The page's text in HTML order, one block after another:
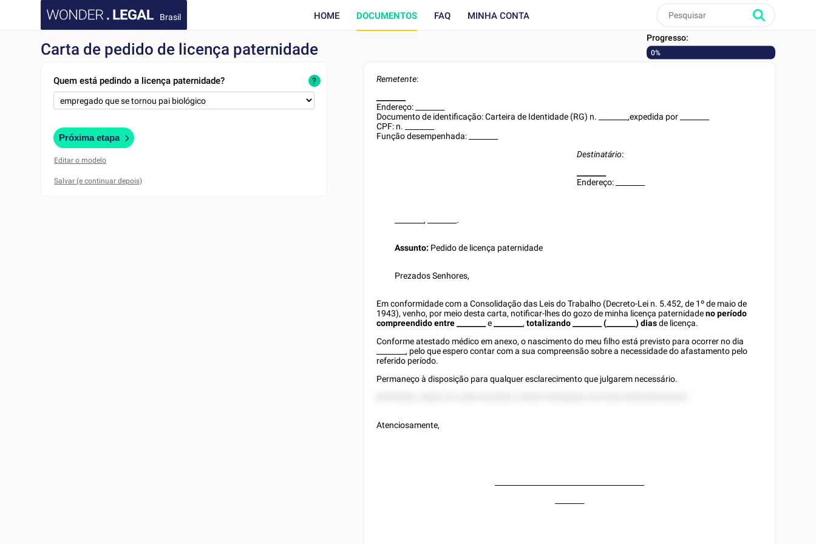
Brasil HOME DOCUMENTOS FAQ MINHA CONTA
Carta de pedido de licença paternidade
Progresso:
0%
Quem está pedindo a licença paternidade? ?
Próxima etapa
Editar o modelo
Remetente:
Endereço:
Documento de identificação:Carteira de Identidade (RG) n. ,expedida por
CPF: n.
Função desempenhada:
Destinatário:
Endereço:
, .
Assunto: Pedido de licença paternidade
Prezados Senhores,
Em conformidade com a Consolidação das Leis do Trabalho (Decreto-Lei n. 5.452, de 1º de maio de
1943), venho, por meio desta carta, notificar-lhes do gozo de minha licença paternidadeno período
compreendido entre
e ,totalizando (________) diasde licença.
Conforme atestado médico em anexo, o nascimento do meu filho está previsto para ocorrer no dia
, pelo que espero contar com a sua compreensão sobre a necessidade do afastamento pelo
referido período.
Permaneço à disposição para qualquer esclarecimento que julgarem necessário.
Atenciosamente,